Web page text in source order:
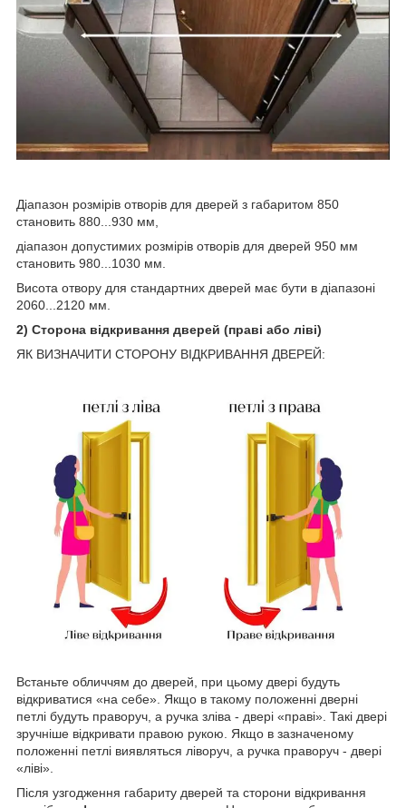
Діапазон розмірів отворів для дверей з габаритом 850
становить 880...930 мм,
діапазон допустимих розмірів отворів для дверей 950 мм
становить 980...1030 мм.
Висота отвору для стандартних дверей має бути в діапазоні
2060...2120 мм.
2) Сторона відкривання дверей (праві або ліві)
ЯК ВИЗНАЧИТИ СТОРОНУ ВІДКРИВАННЯ ДВЕРЕЙ:
Встаньте обличчям до дверей, при цьому двері будуть
відкриватися «на себе». Якщо в такому положенні дверні
петлі будуть праворуч, а ручка зліва - двері «праві». Такі двері
зручніше відкривати правою рукою. Якщо в зазначеному
положенні петлі виявляться ліворуч, а ручка праворуч - двері
«ліві».
Після узгодження габариту дверей та сторони відкривання